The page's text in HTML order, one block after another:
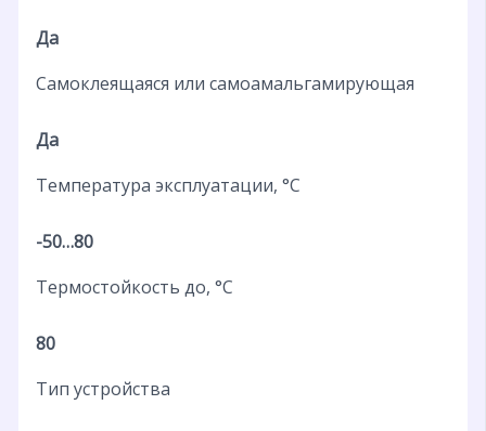
Да
Самоклеящаяся или самоамальгамирующая
Да
Температура эксплуатации, °C
-50…80
Термостойкость до, °C
80
Тип устройства